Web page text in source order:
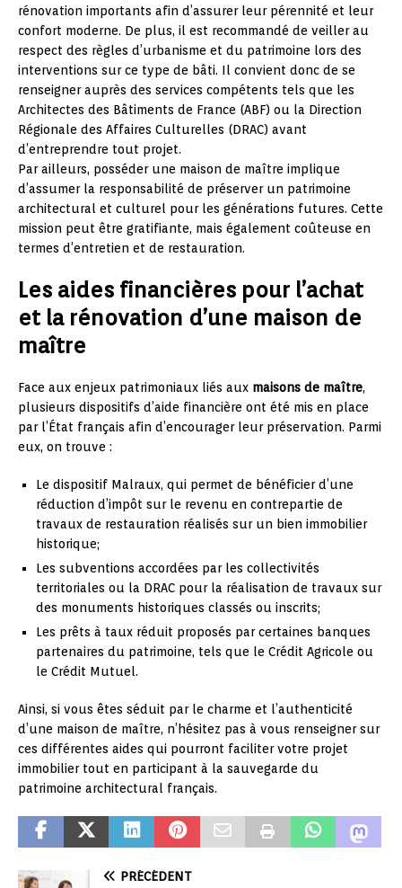
rénovation importants afin d’assurer leur pérennité et leur
confort moderne. De plus, il est recommandé de veiller au
respect des règles d’urbanisme et du patrimoine lors des
interventions sur ce type de bâti. Il convient donc de se
renseigner auprès des services compétents tels que les
Architectes des Bâtiments de France (ABF) ou la Direction
Régionale des Affaires Culturelles (DRAC) avant
d’entreprendre tout projet.
Par ailleurs, posséder une maison de maître implique
d’assumer la responsabilité de préserver un patrimoine
architectural et culturel pour les générations futures. Cette
mission peut être gratifiante, mais également coûteuse en
termes d’entretien et de restauration.
Les aides financières pour l’achat
et la rénovation d’une maison de
maître
Face aux enjeux patrimoniaux liés aux maisons de maître,
plusieurs dispositifs d’aide financière ont été mis en place
par l’État français afin d’encourager leur préservation. Parmi
eux, on trouve :
Le dispositif Malraux, qui permet de bénéficier d’une
réduction d’impôt sur le revenu en contrepartie de
travaux de restauration réalisés sur un bien immobilier
historique;
Les subventions accordées par les collectivités
territoriales ou la DRAC pour la réalisation de travaux sur
des monuments historiques classés ou inscrits;
Les prêts à taux réduit proposés par certaines banques
partenaires du patrimoine, tels que le Crédit Agricole ou
le Crédit Mutuel.
Ainsi, si vous êtes séduit par le charme et l’authenticité
d’une maison de maître, n’hésitez pas à vous renseigner sur
ces différentes aides qui pourront faciliter votre projet
immobilier tout en participant à la sauvegarde du
patrimoine architectural français.
PRÉCÉDENT